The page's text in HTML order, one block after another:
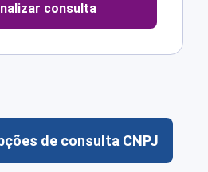
consulta
de consulta CNPJ